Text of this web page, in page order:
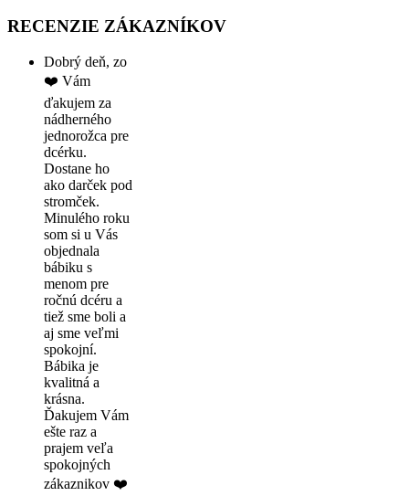
RECENZIE ZÁKAZNÍKOV
Dobrý deň, zo
❤️ Vám
ďakujem za
nádherného
jednorožca pre
dcérku.
Dostane ho
ako darček pod
stromček.
Minulého roku
som si u Vás
objednala
bábiku s
menom pre
ročnú dcéru a
tiež sme boli a
aj sme veľmi
spokojní.
Bábika je
kvalitná a
krásna.
Ďakujem Vám
ešte raz a
prajem veľa
spokojných
zákaznikov ❤️